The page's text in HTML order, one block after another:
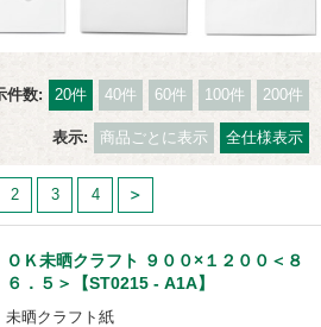
件数:
20件 40件 60件 100件 200件
表示: 商品ごとに表示 全仕様表示
2 3 4
ＯＫ未晒クラフト ９００×１２００＜８
６．５＞【ST0215 - A1A】
未晒クラフト紙